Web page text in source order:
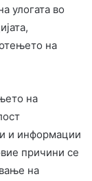
улогата во
на
на
и информации
причини се
на